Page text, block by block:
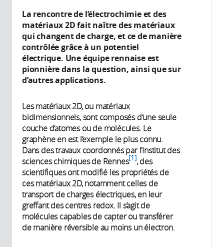
La rencontre de l’électrochimie et des
matériaux 2D fait naître des matériaux
qui changent de charge, et ce de manière
contrôlée grâce à un potentiel
électrique. Une équipe rennaise est
pionnière dans la question, ainsi que sur
d’autres applications.
Les matériaux 2D, ou matériaux
bidimensionnels, sont composés d’une seule
couche d’atomes ou de molécules. Le
graphène en est l’exemple le plus connu.
Dans des travaux coordonnés par l’Institut des
sciences chimiques de Rennes 1 , des
scientifiques ont modifié les propriétés de
ces matériaux 2D, notamment celles de
transport de charges électriques, en leur
greffant des centres redox. Il s’agit de
molécules capables de capter ou transférer
de manière réversible au moins un électron.